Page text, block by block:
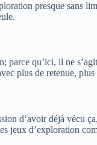
presque sans
qu’ici, il ne
plus de retenue,
d’avoir déjà vécu
jeux d’exploration